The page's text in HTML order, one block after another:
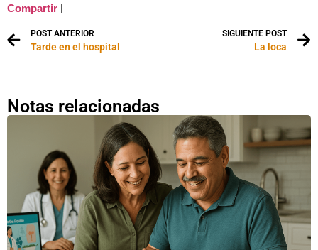
Compartir |
POST ANTERIOR
Tarde en el hospital
SIGUIENTE POST
La loca
Notas relacionadas